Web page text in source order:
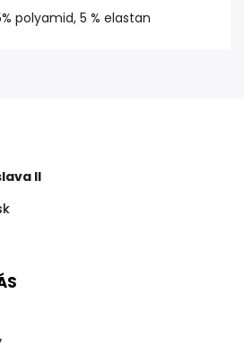
polyamid, 5 % elastan
II